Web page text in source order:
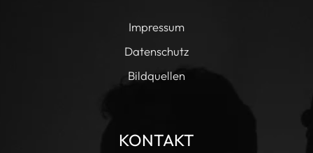
Impressum
Datenschutz
Bildquellen
KONTAKT